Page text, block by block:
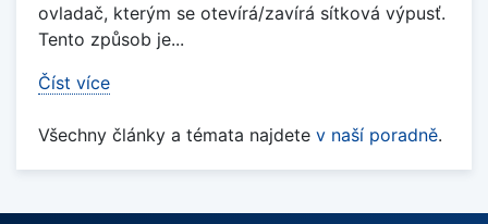
ovladač, kterým se otevírá/zavírá sítková výpusť.
Tento způsob je...
Číst více
Všechny články a témata najdete v naší poradně.